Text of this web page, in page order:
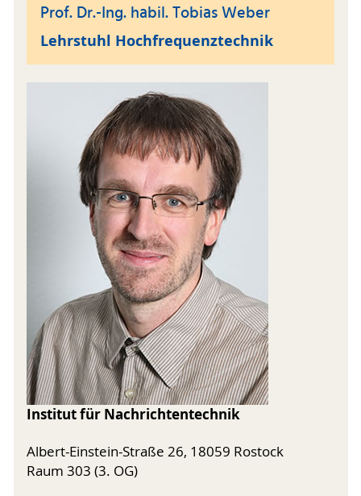
Prof. Dr.-Ing. habil. Tobias Weber
Lehrstuhl Hochfrequenztechnik
Institut für Nachrichtentechnik
Albert-Einstein-Straße 26, 18059 Rostock
Raum 303 (3. OG)